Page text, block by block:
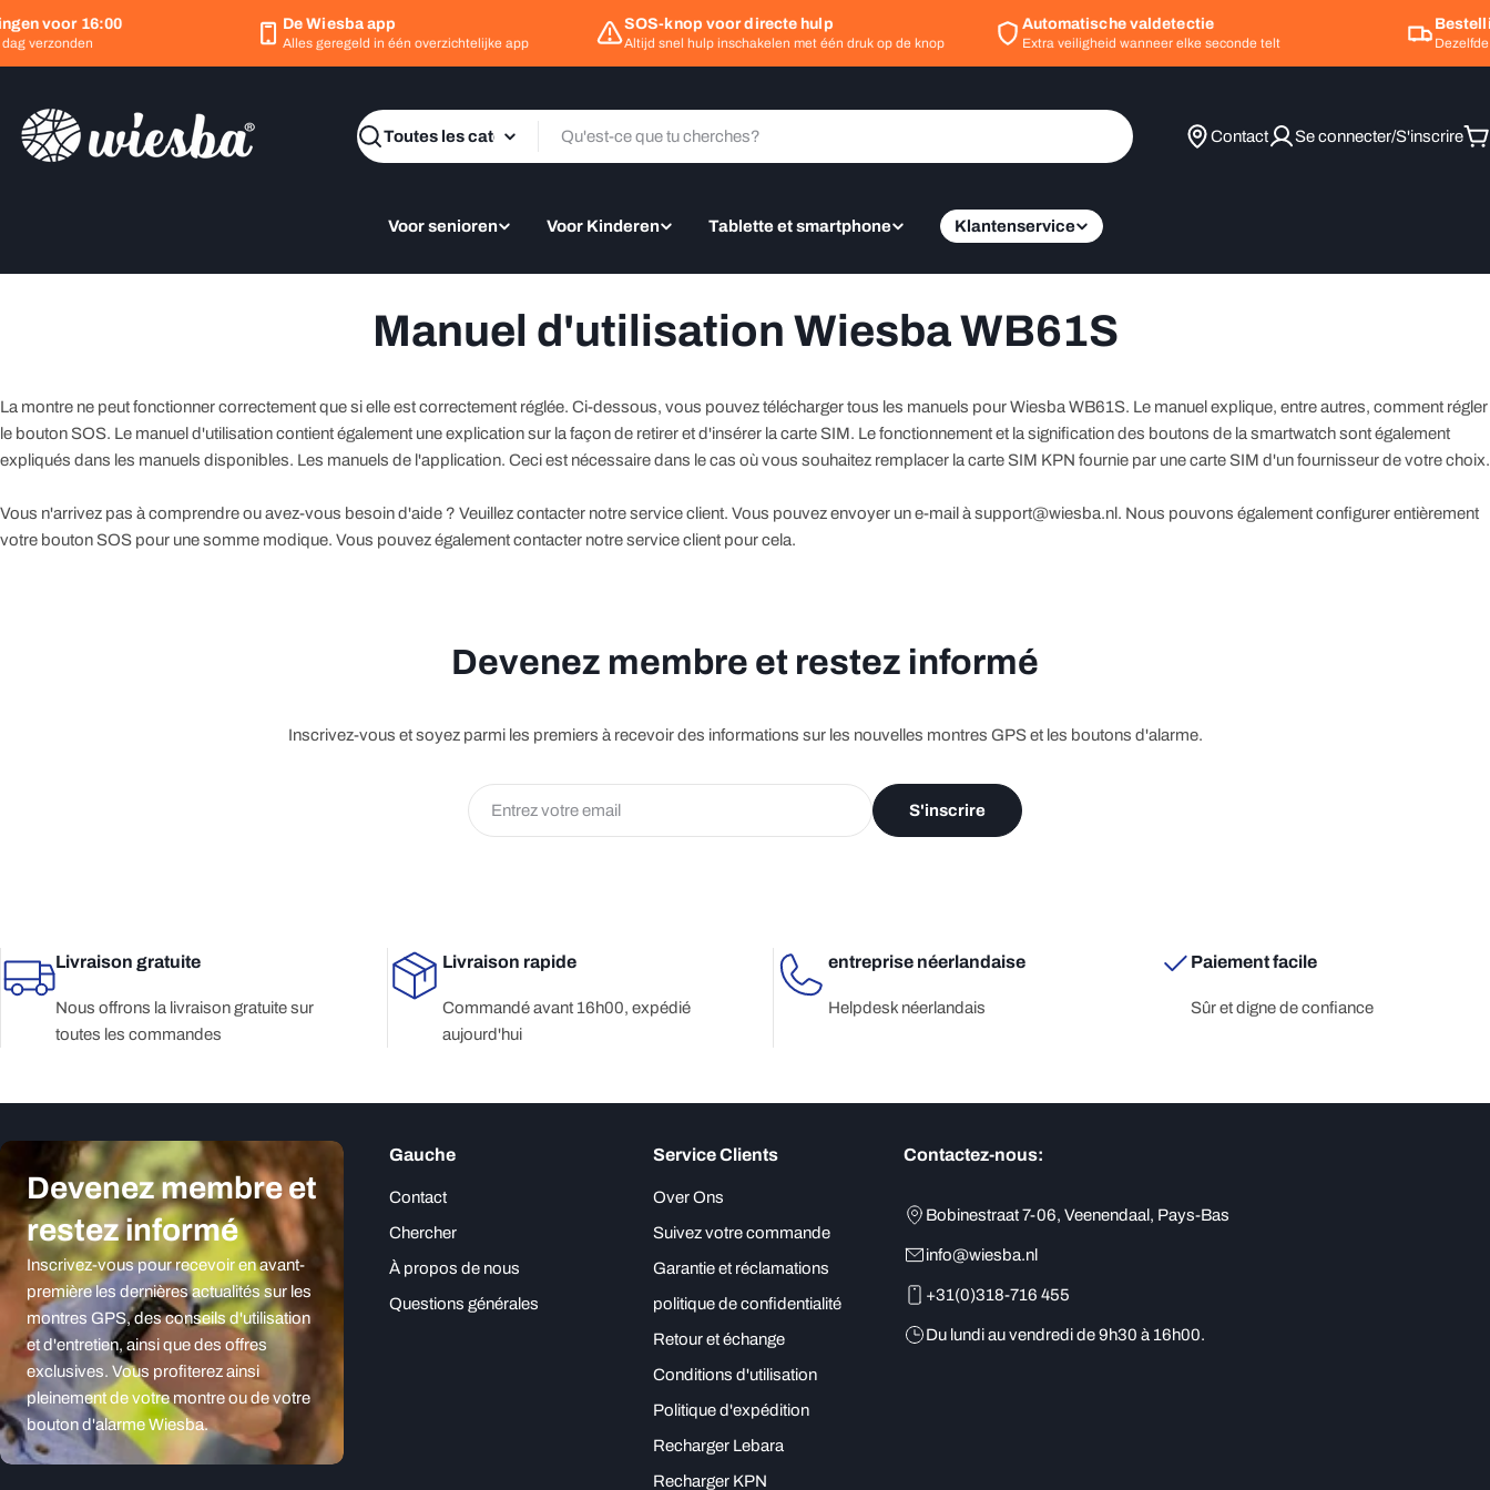
au
contenu
voor 16:00
verzonden
De Wiesba app
Alles geregeld in één overzichtelijke app
SOS-knop voor directe hulp
Altijd snel hulp inschakelen met één druk op de knop
Automatische valdetectie
Extra veiligheid wanneer elke seconde telt Dezelfde
Recherche
Contact Se connecter/S'inscrire
Voor senioren Voor Kinderen Tablette et smartphone Klantenservice
Manuel d'utilisation Wiesba WB61S
La montre ne peut fonctionner correctement que si elle est correctement réglée. Ci-dessous, vous pouvez télécharger tous les manuels pour Wiesba WB61S. Le manuel explique, entre autres, comment régler
le bouton SOS. Le manuel d'utilisation contient également une explication sur la façon de retirer et d'insérer la carte SIM. Le fonctionnement et la signification des boutons de la smartwatch sont également
expliqués dans les manuels disponibles. Les manuels de l'application. Ceci est nécessaire dans le cas où vous souhaitez remplacer la carte SIM KPN fournie par une carte SIM d'un fournisseur de votre choix.
Vous n'arrivez pas à comprendre ou avez-vous besoin d'aide ? Veuillez contacter notre service client. Vous pouvez envoyer un e-mail à support@wiesba.nl. Nous pouvons également configurer entièrement
votre bouton SOS pour une somme modique. Vous pouvez également contacter notre service client pour cela.
Devenez membre et restez informé
Inscrivez-vous et soyez parmi les premiers à recevoir des informations sur les nouvelles montres GPS et les boutons d'alarme.
E-
mail
S'inscrire
Livraison gratuite
Nous offrons la livraison gratuite sur
toutes les commandes
Livraison rapide
Commandé avant 16h00, expédié
aujourd'hui
entreprise néerlandaise
Helpdesk néerlandais
Paiement facile
Sûr et digne de confiance
Devenez membre et
restez informé
Inscrivez-vous pour recevoir en avant-
première les dernières actualités sur les
montres GPS, des conseils d'utilisation
et d'entretien, ainsi que des offres
exclusives. Vous profiterez ainsi
pleinement de votre montre ou de votre
bouton d'alarme Wiesba.
Gauche
Contact
Chercher
À propos de nous
Questions générales
Service Clients
Over Ons
Suivez votre commande
Garantie et réclamations
politique de confidentialité
Retour et échange
Conditions d'utilisation
Politique d'expédition
Recharger Lebara
Recharger KPN
Contactez-nous:
Bobinestraat 7-06, Veenendaal, Pays-Bas
info@wiesba.nl
+31(0)318-716 455
Du lundi au vendredi de 9h30 à 16h00.